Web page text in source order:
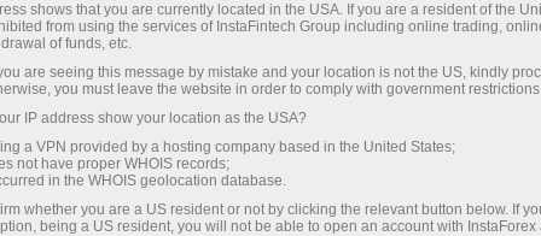
Виникли питання?
Ми знаємо на них відповіді! На цій сторінці
ми постаралися відповісти на
найпоширеніші питання про партнерську
програму, торгові умови, ПАММ-систему,
реєстрацію, верифікацію та багато іншого.
shows that you are currently located in the USA. If you are a resident of the
from using the services of InstaFintech Group including online trading,
of funds, etc.
are seeing this message by mistake and your location is not the US, kindly
you must leave the website in order to comply with government
IP address show your location as the USA?
a VPN provided by a hosting company based in the United States;
not have proper WHOIS records;
in the WHOIS geolocation database.
whether you are a US resident or not by clicking the relevant button below. If
being a US resident, you will not be able to open an account with InstaForex